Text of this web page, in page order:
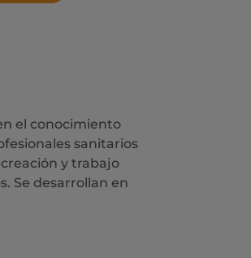
el conocimiento
sanitarios
y trabajo
Se desarrollan en